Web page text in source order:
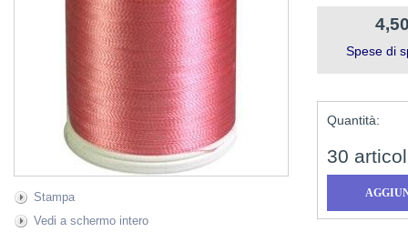
Stampa
Vedi a schermo intero
Spese di
Quantità:
30